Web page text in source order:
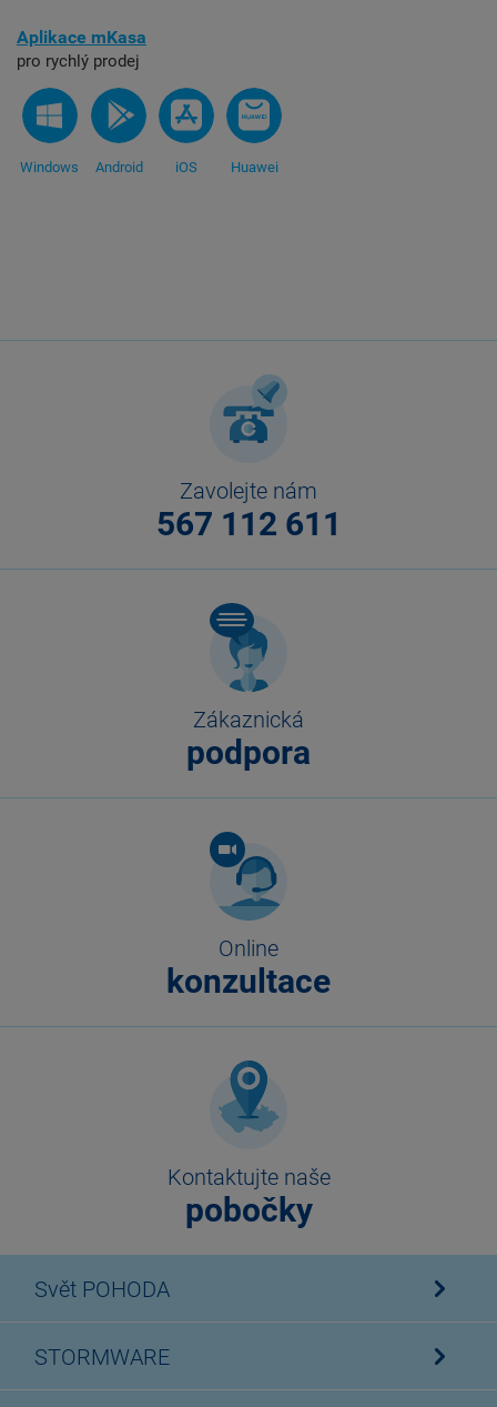
Aplikace mKasa
pro rychlý prodej
Windows Android iOS Huawei
Zavolejte nám
567 112 611
Zákaznická
podpora
Online
konzultace
Kontaktujte naše
pobočky
Svět POHODA
STORMWARE